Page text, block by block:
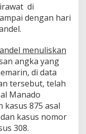
di
dengan hari
menuliskan
angka yang
di data
tersebut, telah
Manado
kasus 875 asal
kasus nomor
308.